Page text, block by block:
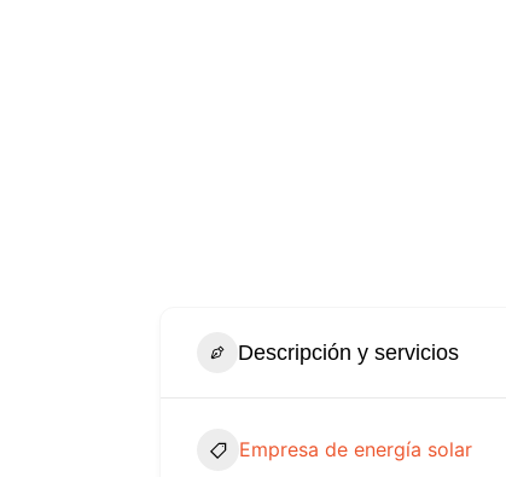
Descripción y servicios
Empresa de energía solar